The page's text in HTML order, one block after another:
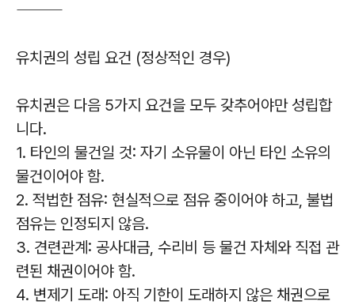
⸻
유치권의 성립 요건 (정상적인 경우)
유치권은 다음 5가지 요건을 모두 갖추어야만 성립합
니다.
1. 타인의 물건일 것: 자기 소유물이 아닌 타인 소유의
물건이어야 함.
2. 적법한 점유: 현실적으로 점유 중이어야 하고, 불법
점유는 인정되지 않음.
3. 견련관계: 공사대금, 수리비 등 물건 자체와 직접 관
련된 채권이어야 함.
4. 변제기 도래: 아직 기한이 도래하지 않은 채권으로